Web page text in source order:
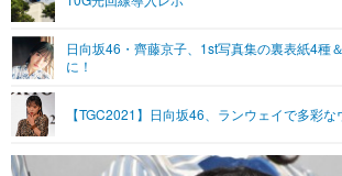
ショッピング
プッシュ通知の停止方法
日向坂46・齊藤京子、1st写真集の裏表紙4種
に！
【TGC2021】日向坂46、ランウェイで多彩